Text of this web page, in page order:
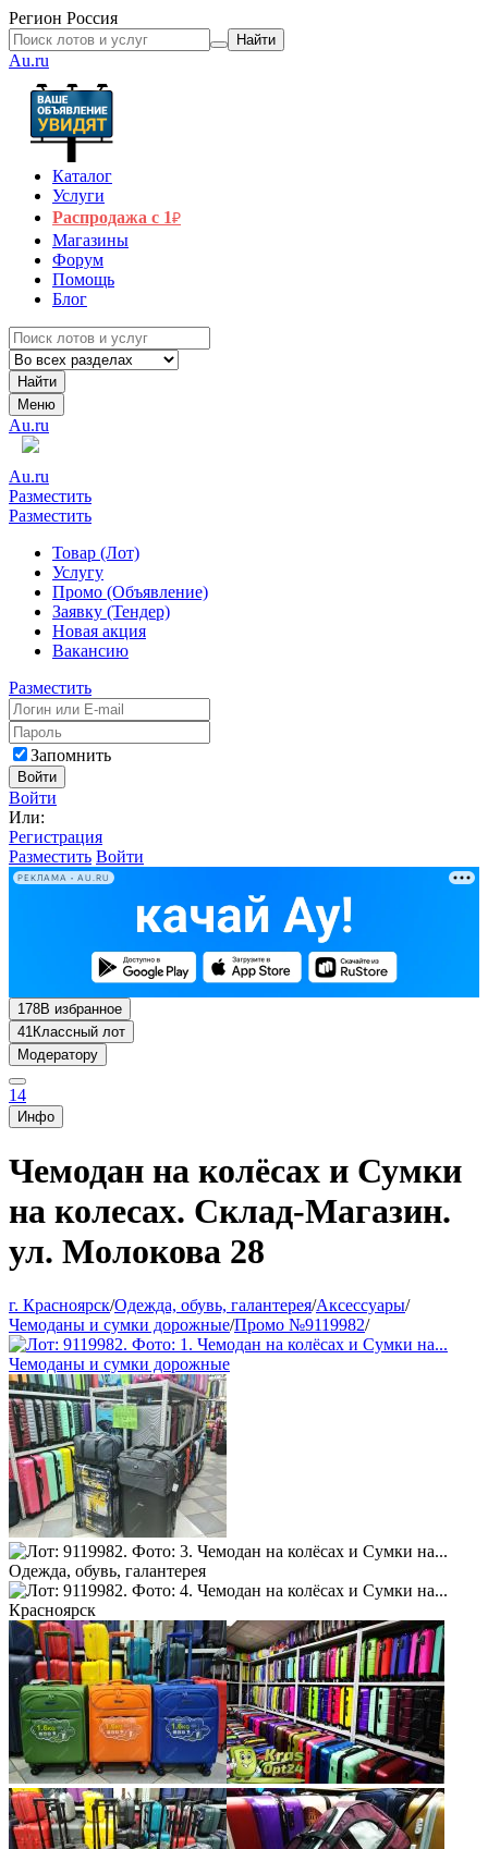
Регион Россия
Найти
Au.ru
Каталог
Услуги
Распродажа с 1₽
Магазины
Форум
Помощь
Блог
Найти
Меню
Au.ru
Au.ru
Разместить
Разместить
Товар (Лот)
Услугу
Промо (Объявление)
Заявку (Тендер)
Новая акция
Вакансию
Разместить
Запомнить
Войти
Войти
Или:
Регистрация
Разместить Войти
РЕКЛАМА • AU.RU
178В избранное
41Классный лот
Модератору
14
Инфо
Чемодан на колёсах и Сумки
на колесах. Склад-Магазин.
ул. Молокова 28
г. Красноярск/Одежда, обувь, галантерея/Аксессуары/
Чемоданы и сумки дорожные/Промо №9119982/